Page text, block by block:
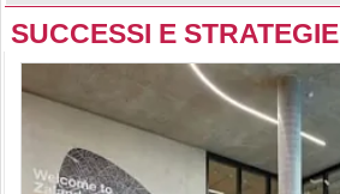
SUCCESSI E STRATEGIE